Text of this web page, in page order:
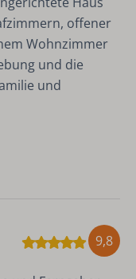
offener
Wohnzimmer
und die
und
9,8